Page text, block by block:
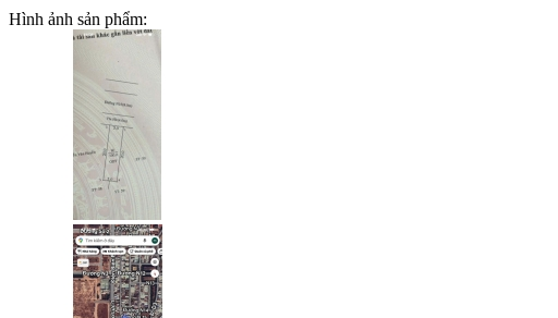
Hình ảnh sản phẩm: